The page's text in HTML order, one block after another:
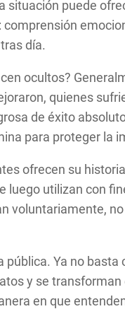
puede
día.
ocultos?
quienes
de éxito
para proteger la
ofrecen su
utilizan con
voluntariamente,
Ya no basta
y se
en que